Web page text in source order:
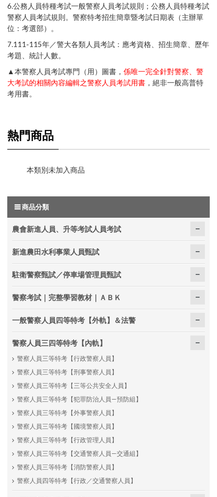
6.公務人員特種考試一般警察人員考試規則 ； 公務人員特種考試
警察人員考試規則 。 警察特考招生簡章暨考試日期表（主辦單
位：考選部）
。
7.111-115年／警大各類人員考試：應考資格、招生簡章、歷年
考題、統計人數。
▲本警察人員考試專門（用）圖書， 係唯一完全針對警察、警
大考試的相關內容編輯之警察人員考試用書 ，絕非一般高普特
考用書。
熱門商品
本類別未加入商品
商品分類
農會新進人員、升等考試人員考試
新進農田水利事業人員甄試
駐衛警察甄試／停車場管理員甄試
警察考試｜完整學習教材｜ＡＢＫ
一般警察人員四等特考【外軌】＆法警
警察人員三四等特考【內軌】
警察人員三等特考【行政警察人員】
警察人員三等特考【刑事警察人員】
警察人員三等特考【三等公共安全人員】
警察人員三等特考【犯罪防治人員—預防組】
警察人員三等特考【外事警察人員】
警察人員三等特考【國境警察人員】
警察人員三等特考【行政管理人員】
警察人員三等特考【交通警察人員—交通組】
警察人員三等特考【消防警察人員】
警察人員四等特考【行政／交通警察人員】